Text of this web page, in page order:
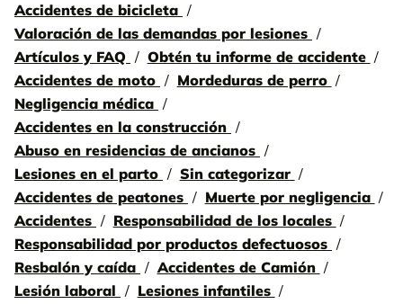
Accidentes de bicicleta
Valoración de las demandas por lesiones
Artículos y FAQ
Obtén tu informe de accidente
Accidentes de moto
Mordeduras de perro
Negligencia médica
Accidentes en la construcción
Abuso en residencias de ancianos
Lesiones en el parto
Sin categorizar
Accidentes de peatones
Muerte por negligencia
Accidentes
Responsabilidad de los locales
Responsabilidad por productos defectuosos
Resbalón y caída
Accidentes de Camión
Lesión laboral
Lesiones infantiles